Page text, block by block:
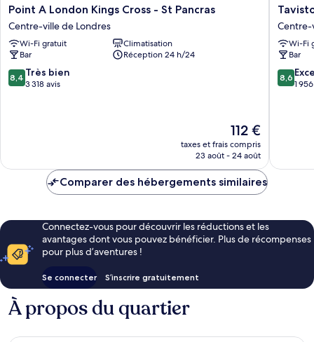
Point
A
London
Kings
Cross
-
St
Point A London Kings Cross - St Pancras
Centre-ville de Londres
Wi-Fi gratuit
Climatisation
Bar
Réception 24 h/24
8.4
sur
8,4 Très bien
3 318 avis
Le
nouveau
prix
de
112 €
taxes et frais compris
23 août - 24 août
Hotel
Centre-
ville
de
Londres
Centre-
Wi-Fi
Bar
8.6
sur
8,6
1
Comparer des hébergements similaires
Connectez-vous pour découvrir les réductions et les
avantages dont vous pouvez bénéficier. Plus de récompenses
pour plus d’aventures !
Se connecter S’inscrire gratuitement
À propos du quartier